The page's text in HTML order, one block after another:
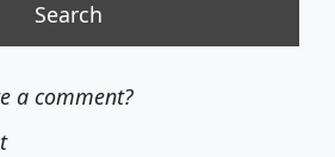
a comment?